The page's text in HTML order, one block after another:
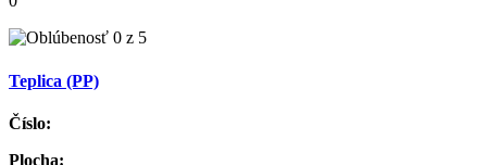
Teplica (PP)
Číslo:
Plocha: